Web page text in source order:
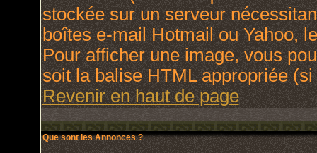
stockée sur un serveur
boîtes e-mail Hotmail ou Yahoo,
Pour afficher une image, vous
soit la balise HTML appropriée
Revenir en haut de page
Que sont les Annonces ?